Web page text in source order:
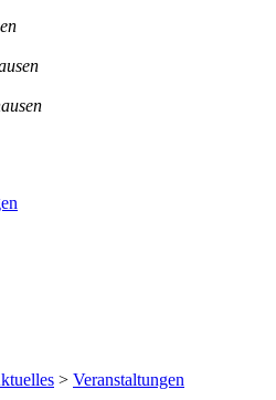
> Veranstaltungen